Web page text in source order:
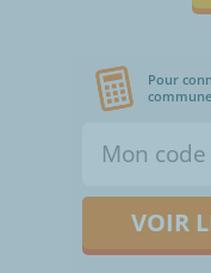
Pour
VOIR